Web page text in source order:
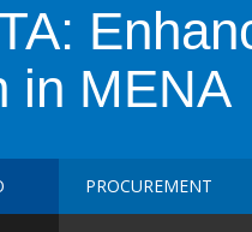
in MENA
PROCUREMENT